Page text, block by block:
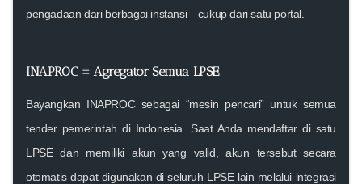
pengadaan dari berbagai instansi—cukup dari satu portal.
INAPROC = Agregator Semua LPSE
Bayangkan INAPROC sebagai “mesin pencari” untuk semua
tender pemerintah di Indonesia. Saat Anda mendaftar di satu
LPSE dan memiliki akun yang valid, akun tersebutsecara
otomatis dapat digunakan di seluruh LPSE lain melalui integrasi